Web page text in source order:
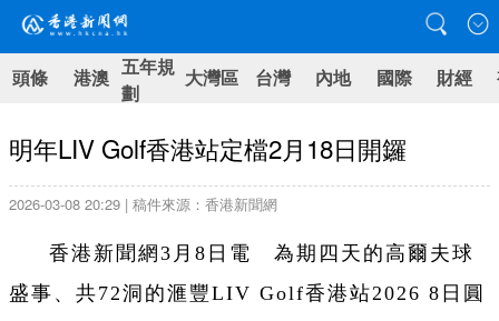
頭條 港澳 五年規
劃
大灣區 台灣 內地 國際 財經
明年LIV Golf香港站定檔2月18日開鑼
2026-03-08 20:29 | 稿件來源：香港新聞網
香港新聞網3月8日電 為期四天的高爾夫球
盛事、共72洞的滙豐LIV Golf香港站2026 8日圓